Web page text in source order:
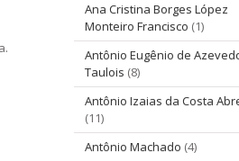
Ana Cristina Borges López
Monteiro Francisco (1)
Antônio Eugênio de
Taulois (8)
Antônio Izaias da Costa
(11)
Antônio Machado (4)